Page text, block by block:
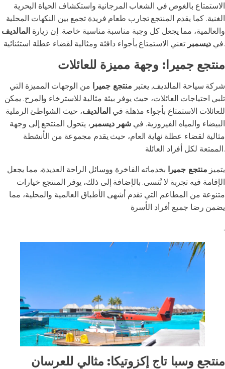
الاستمتاع بالغوص في الشعاب المرجانية واستكشاف الحياة البحرية
الغنية. كما يقدم المنتجع تجارب طعام فريدة تجمع بين النكهات المحلية
والعالمية، مما يجعل كل وجبة مناسبة مناسبة خاصة. إن زيارة المالديف
في ديسمبر تعني الاستمتاع بأجواء دافئة ومثالية لقضاء عطلة استثنائية.
منتجع جميرا: وجهة مميزة للعائلات
شركة سياحة المالديف, يعتبر منتجع جميرا من الوجهات المميزة التي
تلبي احتياجات العائلات، حيث يوفر بيئة مثالية للاسترخاء والمرح. يمكن
للعائلات الاستمتاع بأجواء مذهلة في المالديف، حيث الشواطئ الرملية
البيضاء والمياه الفيروزية. في شهر ديسمبر ، يتحول المنتجع إلى وجهة
مثالية لقضاء عطلة نهاية العام، حيث يقدم مجموعة من الأنشطة
الممتعة لكل أفراد العائلة.
يتميز منتجع جميرا بخدماته الفاخرة ووسائل الراحة العديدة، مما يجعل
الإقامة فيه تجربة لا تُنسى. بالإضافة إلى ذلك، يوفر المنتجع خيارات
متنوعة من المطاعم التي تقدم أشهى الأطباق العالمية والمحلية، مما
يضمن رضا جميع أفراد الأسرة
.
منتجع وسبا تاج إكزوتيكا: مثالي للعرسان